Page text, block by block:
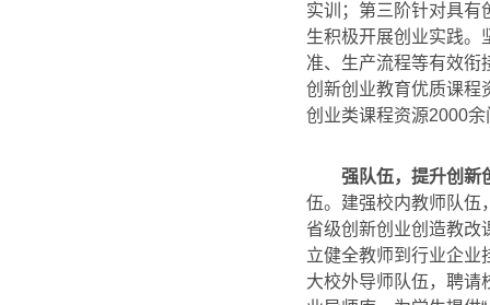
实训；第三阶针对具有
生积极开展创业实践。
准、生产流程等有效衔
创新创业教育优质课程
创业类课程资源2000
强队伍，提升创新
伍。建强校内教师队伍
省级创新创业创造教改
立健全教师到行业企业
大校外导师队伍，聘请